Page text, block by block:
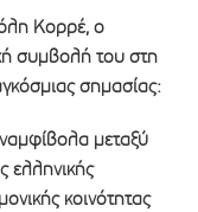
Κορρέ, ο
συμβολή του στη
σημασίας:
μεταξύ
ελληνικής
κοινότητας